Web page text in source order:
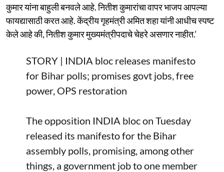
कुमार यांना बाहुली बनवले आहे. नितीश कुमारांचा वापर भाजप आपल्या
फायद्यासाठी करत आहे. केंद्रीय गृहमंत्री अमित शहा यांनी आधीच स्पष्ट
केले आहे की, नितीश कुमार मुख्यमंत्रीपदाचे चेहरे असणार नाहीत.’
STORY | INDIA bloc releases manifesto
for Bihar polls; promises govt jobs, free
power, OPS restoration
The opposition INDIA bloc on Tuesday
released its manifesto for the Bihar
assembly polls, promising, among other
things, a government job to one member